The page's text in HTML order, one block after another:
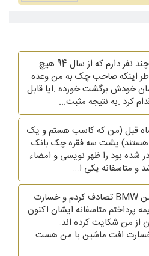
سلام .من تعدادی چک از چند نفر دارم که از سال 94 هیچ
اینکه صاحب چک به من وعده
خودش برگشت خورده .ایا قابل
کرد .به نتیجه مثبت...
قبل (من که کاسب هستم و یک
هستند) پشت سه فقره چک بانک
شده بود را ظهر نویسی و امضاء
من مدتی پیش با یه ماشین BMW تصادف کردم و خسارت
پرداختم متاسفانه ایشان اکنون
از من شکایت کرده اند.
خسارت افت ماشین با من هست